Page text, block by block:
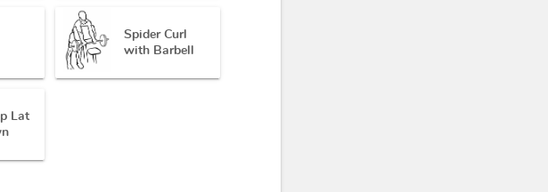
Spider Curl
with Barbell
Lat